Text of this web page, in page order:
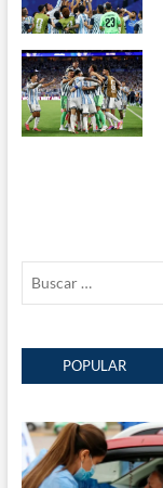
POPULAR